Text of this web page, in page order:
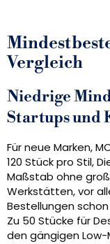
Vergleich
Niedrige
Startups und
Für neue Marken,
120 Stück pro Stil,
Maßstab ohne
Werkstätten, vor
Bestellungen
Zu 50 Stücke für
den gängigen